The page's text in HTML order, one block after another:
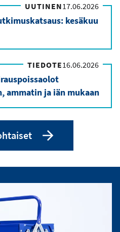
UUTINEN17.06.2026
kesäkuu
TIEDOTE16.06.2026
ammatin ja iän mukaan